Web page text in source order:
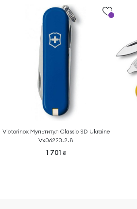
Victorinox Мультитул Classic SD Ukraine
Vx06223.2.8
1 701 ₴